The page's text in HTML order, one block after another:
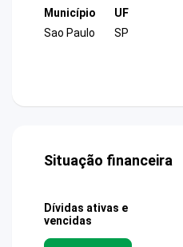
Município
Sao Paulo
UF
SP
Situação financeira
Dívidas ativas e
vencidas